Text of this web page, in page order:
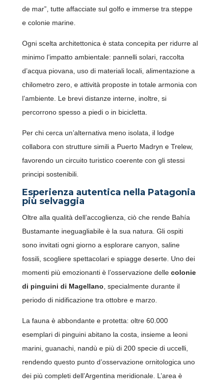
de mar”, tutte affacciate sul golfo e immerse tra steppe
e colonie marine.
Ogni scelta architettonica è stata concepita per ridurre al
minimo l’impatto ambientale: pannelli solari, raccolta
d’acqua piovana, uso di materiali locali, alimentazione a
chilometro zero, e attività proposte in totale armonia con
l’ambiente. Le brevi distanze interne, inoltre, si
percorrono spesso a piedi o in bicicletta.
Per chi cerca un’alternativa meno isolata, il lodge
collabora con strutture simili a Puerto Madryn e Trelew,
favorendo un circuito turistico coerente con gli stessi
principi sostenibili.
Esperienza autentica nella Patagonia
più selvaggia
Oltre alla qualità dell’accoglienza, ciò che rende Bahía
Bustamante ineguagliabile è la sua natura. Gli ospiti
sono invitati ogni giorno a esplorare canyon, saline
fossili, scogliere spettacolari e spiagge deserte. Uno dei
momenti più emozionanti è l’osservazione delle colonie
di pinguini di Magellano, specialmente durante il
periodo di nidificazione tra ottobre e marzo.
La fauna è abbondante e protetta: oltre 60.000
esemplari di pinguini abitano la costa, insieme a leoni
marini, guanachi, nandù e più di 200 specie di uccelli,
rendendo questo punto d’osservazione ornitologica uno
dei più completi dell’Argentina meridionale. L’area è